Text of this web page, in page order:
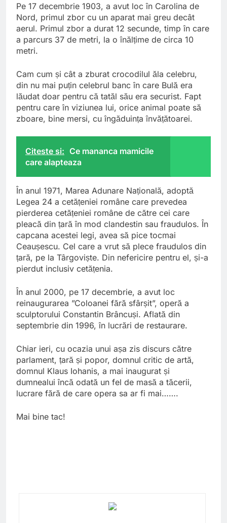
Pe 17 decembrie 1903, a avut loc în Carolina de
Nord, primul zbor cu un aparat mai greu decât
aerul. Primul zbor a durat 12 secunde, timp în care
a parcurs 37 de metri, la o înălțime de circa 10
metri.
Cam cum și cât a zburat crocodilul ăla celebru,
din nu mai puțin celebrul banc în care Bulă era
lăudat doar pentru că tatăl său era securist. Fapt
pentru care în viziunea lui, orice animal poate să
zboare, bine mersi, cu îngăduința învățătoarei.
Citeste si: Ce mananca mamicile
care alapteaza
În anul 1971, Marea Adunare Națională, adoptă
Legea 24 a cetățeniei române care prevedea
pierderea cetățeniei române de către cei care
pleacă din țară în mod clandestin sau fraudulos. În
capcana acestei legi, avea să pice tocmai
Ceaușescu. Cel care a vrut să plece fraudulos din
țară, pe la Târgoviște. Din nefericire pentru el, și-a
pierdut inclusiv cetățenia.
În anul 2000, pe 17 decembrie, a avut loc
reinaugurarea ”Coloanei fără sfârșit”, operă a
sculptorului Constantin Brâncuși. Aflată din
septembrie din 1996, în lucrări de restaurare.
Chiar ieri, cu ocazia unui așa zis discurs către
parlament, țară și popor, domnul critic de artă,
domnul Klaus Iohanis, a mai inaugurat și
dumnealui încă odată un fel de masă a tăcerii,
lucrare fără de care opera sa ar fi mai…….
Mai bine tac!